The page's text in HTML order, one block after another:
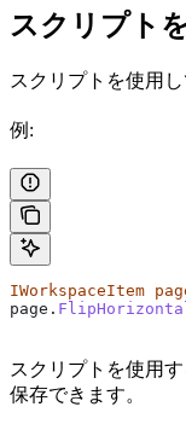
スクリプト
スクリプトを使用
例:
IWorkspaceItem
page .
スクリプトを使用
保存できます。